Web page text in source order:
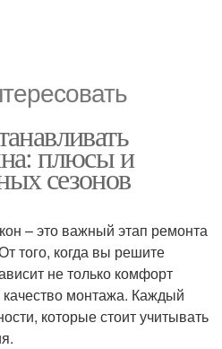
плюсы и
сезонов
– это важный этап ремонта
того, когда вы решите
не только комфорт
монтажа. Каждый
которые стоит учитывать